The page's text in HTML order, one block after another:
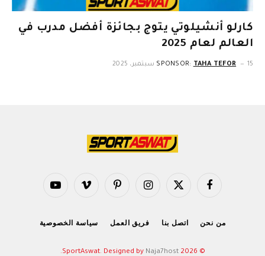
كارلو أنشيلوتي يتوج بجائزة أفضل مدرب في
العالم لعام 2025
SPONSOR:TAHA TEFOR 15 سبتمبر، 2025
فيسبوك X
الانستغرامبينتيريستفيميو يوتيوب
من نحن اتصل بنا فريق العمل سياسة الخصوصية
© 2026 SportAswat. Designed by
Naja7host
.